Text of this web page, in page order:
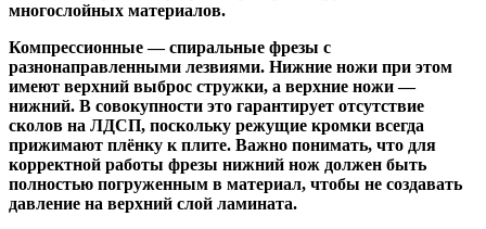
многослойных материалов.
Компрессионные— спиральные фрезы с
разнонаправленными лезвиями. Нижние ножи при этом
имеют верхний выброс стружки, а верхние ножи —
нижний. В совокупности это гарантирует отсутствие
сколов на ЛДСП, поскольку режущие кромки всегда
прижимают плёнку к плите. Важно понимать, что для
корректной работы фрезы нижний нож должен быть
полностью погруженным в материал, чтобы не создавать
давление на верхний слой ламината.